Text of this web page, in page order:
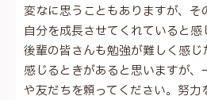
変なに思うこともありますが、
自分を成長させてくれていると感
後輩の皆さんも勉強が難しく感じ
感じるときがあると思いますが
や友だちを頼ってください。努力